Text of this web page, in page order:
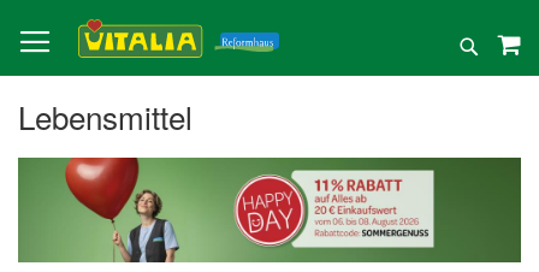
zum
Inhalt
Suche
Lebensmittel